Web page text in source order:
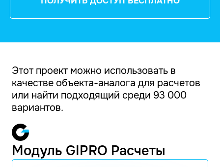
Этот проект можно использовать в
качестве объекта-аналога для расчетов
или найти подходящий среди 93 000
вариантов.
Модуль GIPRO Расчеты